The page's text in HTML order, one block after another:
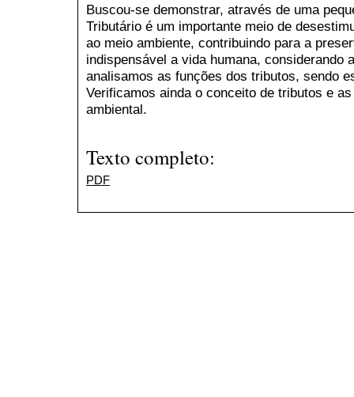
Buscou-se demonstrar, através de uma
Tributário é um importante meio de
ao meio ambiente, contribuindo para a
indispensável a vida humana, considerando
analisamos as funções dos tributos, sendo
Verificamos ainda o conceito de tributos e
ambiental.
Texto completo:
PDF